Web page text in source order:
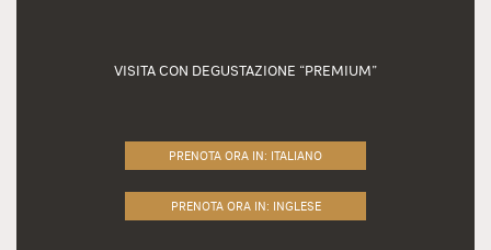
VISITA CON DEGUSTAZIONE “PREMIUM”
PRENOTA ORA IN: ITALIANO
PRENOTA ORA IN: INGLESE